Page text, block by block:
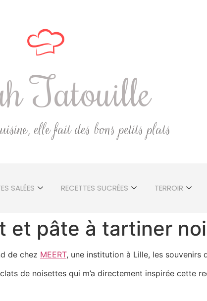
Tatouille
elle fait des bons petits plats
SALÉES RECETTES SUCRÉES TERROIR
et pâte à tartiner
de chez MEERT, une institution à Lille, les souvenirs
de noisettes qui m’a directement inspirée cette